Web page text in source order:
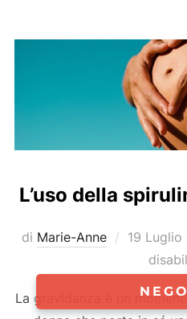
L’uso della
di Marie-Anne 19 Luglio
La gravidanza è un